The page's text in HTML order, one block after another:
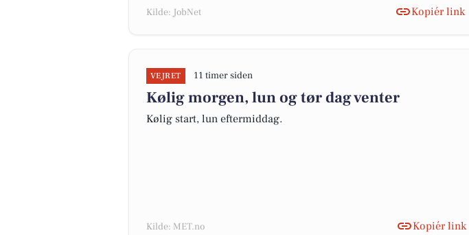
Kilde: JobNet Kopiér link
VEJRET 11 timer siden
Kølig morgen, lun og tør dag venter
Kølig start, lun eftermiddag.
Kilde: MET.no Kopiér link